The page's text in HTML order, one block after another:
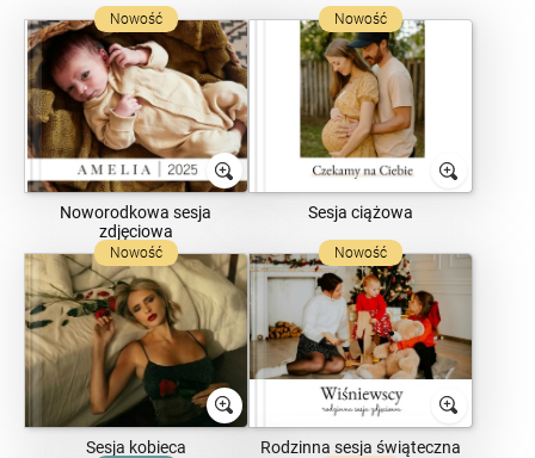
Nowość
Noworodkowa sesja
zdjęciowa
Nowość
Sesja ciążowa
Nowość
Sesja kobieca
Nowość
Rodzinna sesja świąteczna